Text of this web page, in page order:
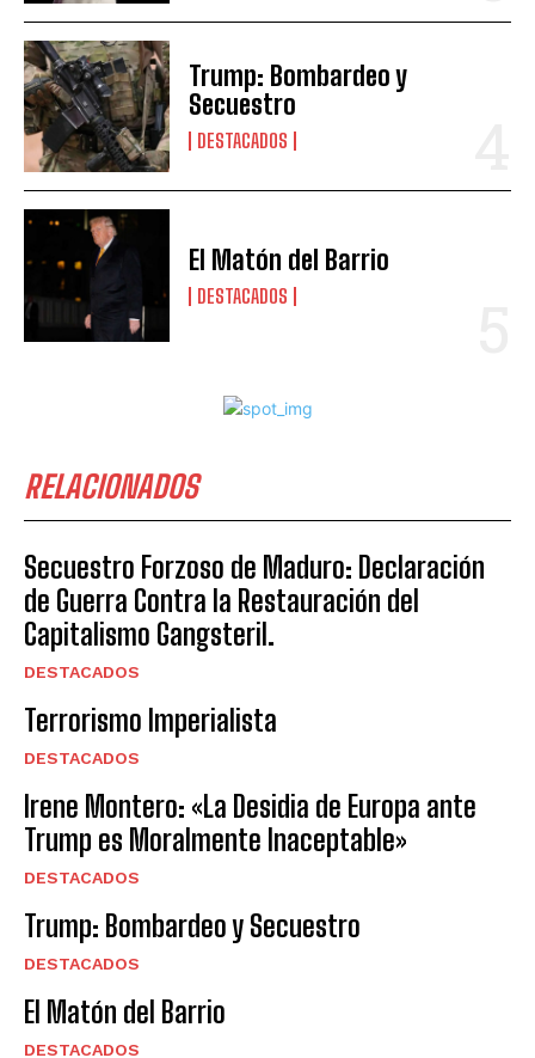
Trump: Bombardeo y
Secuestro
DESTACADOS
El Matón del Barrio
DESTACADOS
RELACIONADOS
Secuestro Forzoso de Maduro: Declaración
de Guerra Contra la Restauración del
Capitalismo Gangsteril.
DESTACADOS
Terrorismo Imperialista
DESTACADOS
Irene Montero: «La Desidia de Europa ante
Trump es Moralmente Inaceptable»
DESTACADOS
Trump: Bombardeo y Secuestro
DESTACADOS
El Matón del Barrio
DESTACADOS